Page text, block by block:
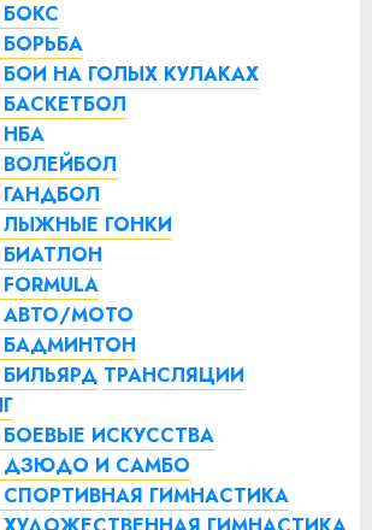
НА ГОЛЫХ КУЛАКАХ
ГОНКИ
АВТО/МОТО
ТРАНСЛЯЦИИ
ИСКУССТВА
ДЗЮДО И САМБО
ГИМНАСТИКА